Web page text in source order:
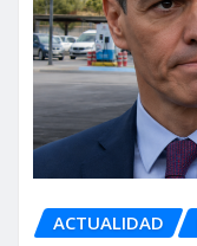
ACTUALIDAD